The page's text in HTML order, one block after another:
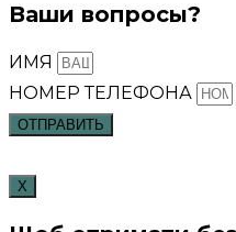
Ваши вопросы?
ИМЯ
НОМЕР ТЕЛЕФОНА
ОТПРАВИТЬ
X